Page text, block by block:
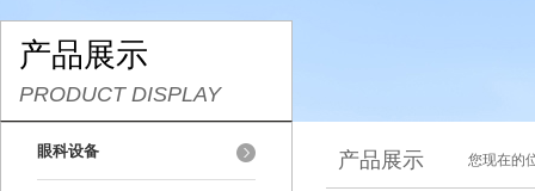
产品展示
PRODUCT DISPLAY
眼科设备 产品展示 您现在的